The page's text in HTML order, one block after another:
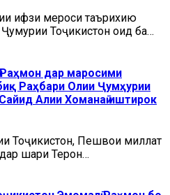
ҳифзи мероси таърихию
Тоҷикистон оид ба…
дар маросими
Раҳбари Олии Ҷумҳурии
Алии Хоманаӣ иштирок
Тоҷикистон, Пешвои миллат
шаҳри Теҳрон…